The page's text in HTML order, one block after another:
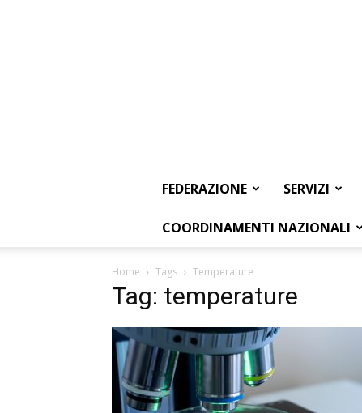
FEDERAZIONE SERVIZI
COORDINAMENTI NAZIONALI
Home Tags Temperature
Tag: temperature